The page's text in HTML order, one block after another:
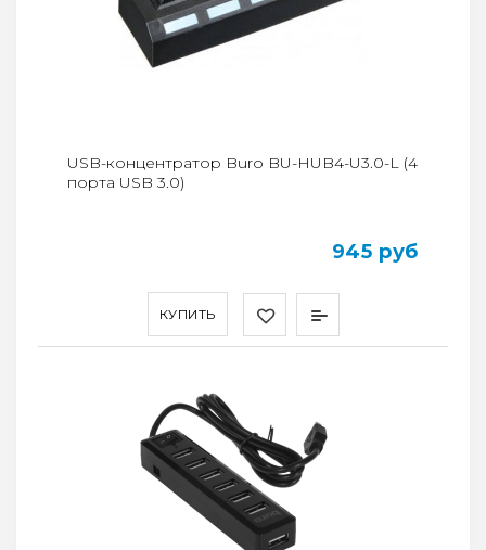
КУПИТЬ
USB-концентратор Buro BU-HUB4-U3.0-L (4
порта USB 3.0)
945 руб